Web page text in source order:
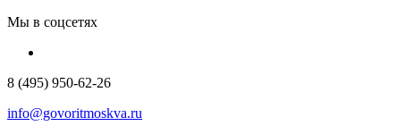
Мы в соцсетях
8 (495) 950-62-26
info@govoritmoskva.ru